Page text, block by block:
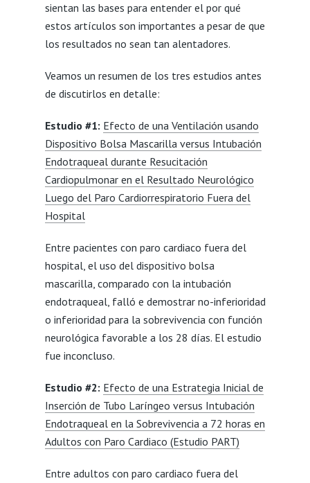
sientan las bases para entender el por qué
estos artículos son importantes a pesar de que
los resultados no sean tan alentadores.
Veamos un resumen de los tres estudios antes
de discutirlos en detalle:
Estudio #1: Efecto de una Ventilación usando
Dispositivo Bolsa Mascarilla versus Intubación
Endotraqueal durante Resucitación
Cardiopulmonar en el Resultado Neurológico
Luego del Paro Cardiorrespiratorio Fuera del
Hospital
Entre pacientes con paro cardiaco fuera del
hospital, el uso del dispositivo bolsa
mascarilla, comparado con la intubación
endotraqueal, falló e demostrar no-inferioridad
o inferioridad para la sobrevivencia con función
neurológica favorable a los 28 días. El estudio
fue inconcluso.
Estudio #2: Efecto de una Estrategia Inicial de
Inserción de Tubo Laríngeo versus Intubación
Endotraqueal en la Sobrevivencia a 72 horas en
Adultos con Paro Cardiaco (Estudio PART)
Entre adultos con paro cardiaco fuera del